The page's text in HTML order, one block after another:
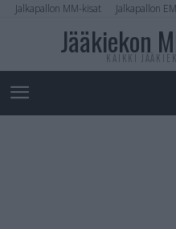
Jalkapallon MM-kisat Jalkapallon
Jääkiekon
KAIKKI